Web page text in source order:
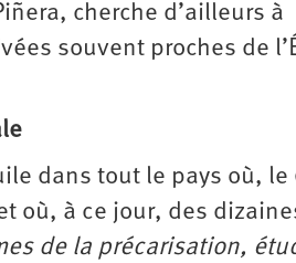
cherche d’ailleurs à
souvent proches de
dans tout le pays où,
où, à ce jour, des
de la précarisation,